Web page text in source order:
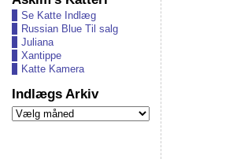
Se Katte Indlæg
Russian Blue Til salg
Juliana
Xantippe
Katte Kamera
Indlægs Arkiv
Indlægs
Arkiv